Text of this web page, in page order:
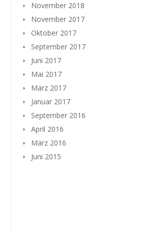
November 2018
November 2017
Oktober 2017
September 2017
Juni 2017
Mai 2017
März 2017
Januar 2017
September 2016
April 2016
März 2016
Juni 2015